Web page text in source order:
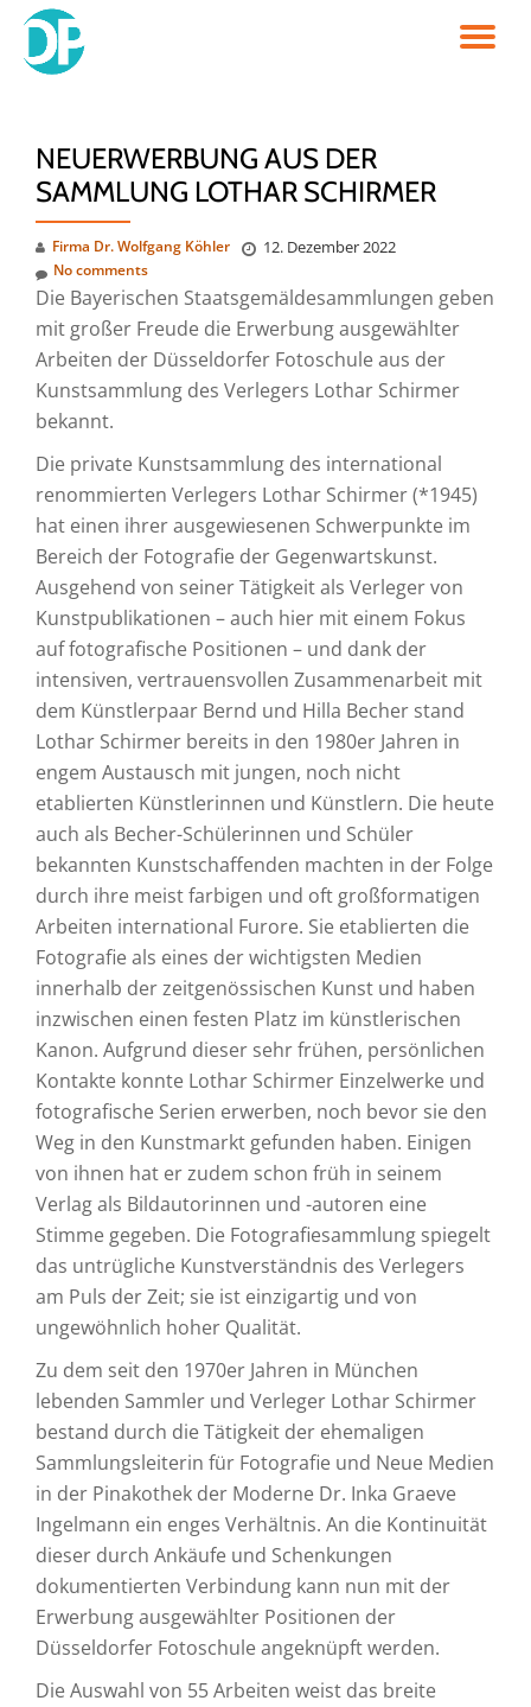
Skip
NEUERWERBUNG AUS DER
SAMMLUNG LOTHAR SCHIRMER
Firma Dr. Wolfgang Köhler 12. Dezember 2022
No comments
Die Bayerischen Staatsgemäldesammlungen geben
mit großer Freude die Erwerbung ausgewählter
Arbeiten der Düsseldorfer Fotoschule aus der
Kunstsammlung des Verlegers Lothar Schirmer
bekannt.
Die private Kunstsammlung des international
renommierten Verlegers Lothar Schirmer (*1945)
hat einen ihrer ausgewiesenen Schwerpunkte im
Bereich der Fotografie der Gegenwartskunst.
Ausgehend von seiner Tätigkeit als Verleger von
Kunstpublikationen – auch hier mit einem Fokus
auf fotografische Positionen – und dank der
intensiven, vertrauensvollen Zusammenarbeit mit
dem Künstlerpaar Bernd und Hilla Becher stand
Lothar Schirmer bereits in den 1980er Jahren in
engem Austausch mit jungen, noch nicht
etablierten Künstlerinnen und Künstlern. Die heute
auch als Becher-Schülerinnen und Schüler
bekannten Kunstschaffenden machten in der Folge
durch ihre meist farbigen und oft großformatigen
Arbeiten international Furore. Sie etablierten die
Fotografie als eines der wichtigsten Medien
innerhalb der zeitgenössischen Kunst und haben
inzwischen einen festen Platz im künstlerischen
Kanon. Aufgrund dieser sehr frühen, persönlichen
Kontakte konnte Lothar Schirmer Einzelwerke und
fotografische Serien erwerben, noch bevor sie den
Weg in den Kunstmarkt gefunden haben. Einigen
von ihnen hat er zudem schon früh in seinem
Verlag als Bildautorinnen und -autoren eine
Stimme gegeben. Die Fotografiesammlung spiegelt
das untrügliche Kunstverständnis des Verlegers
am Puls der Zeit; sie ist einzigartig und von
ungewöhnlich hoher Qualität.
Zu dem seit den 1970er Jahren in München
lebenden Sammler und Verleger Lothar Schirmer
bestand durch die Tätigkeit der ehemaligen
Sammlungsleiterin für Fotografie und Neue Medien
in der Pinakothek der Moderne Dr. Inka Graeve
Ingelmann ein enges Verhältnis. An die Kontinuität
dieser durch Ankäufe und Schenkungen
dokumentierten Verbindung kann nun mit der
Erwerbung ausgewählter Positionen der
Düsseldorfer Fotoschule angeknüpft werden.
Die Auswahl von 55 Arbeiten weist das breite